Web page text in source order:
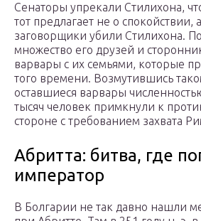
Сенаторы упрекали Стилихона,
тот предлагает не о спокойствии,
заговорщики убили Стилихона.
множество его друзей и
варвары с их семьями, которые
того времени. Возмутившись
оставшиеся варвары
тысяч человек примкнули к
стороне с требованием захвата
Абритта: битва, где
император
В Болгарии не так давно нашли